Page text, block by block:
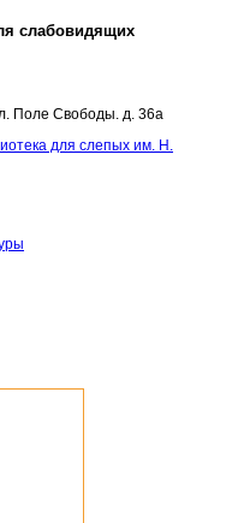
слабовидящих
Поле Свободы. д. 36а